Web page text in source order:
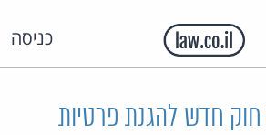
כניסה
חוק חדש להגנת פרטיות